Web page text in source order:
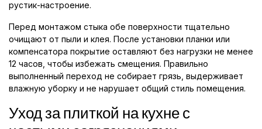
рустик-настроение.
Перед монтажом стыка обе поверхности тщательно
очищают от пыли и клея. После установки планки или
компенсатора покрытие оставляют без нагрузки не менее
12 часов, чтобы избежать смещения. Правильно
выполненный переход не собирает грязь, выдерживает
влажную уборку и не нарушает общий стиль помещения.
Уход за плиткой на кухне с